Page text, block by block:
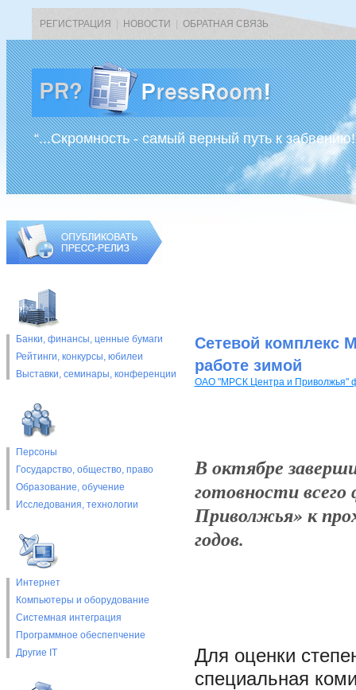
РЕГИСТРАЦИЯ НОВОСТИ ОБРАТНАЯ СВЯЗЬ
“...Скромность - самый верный путь к
Банки, финансы, ценные бумаги
Рейтинги, конкурсы, юбилеи
Выставки, cеминары, конференции
Персоны
Государство, общество, право
Образование, обучение
Исследования, технологии
Интернет
Компьютеры и оборудование
Системная интеграция
Программное обеспепчение
Другие IT
Сетевой комплекс
работе зимой
ОАО "МРСК Центра и Приволжья"
В октябре
готовности
Приволжья» к
годов.
Для оценки
специальная